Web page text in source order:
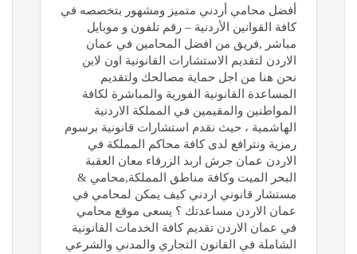
أفضل محامي أردني متميز ومشهور بتخصصه في
كافة القوانين الأردنية – رقم تلفون و موبايل
مباشر ,فريق من افضل المحامين في عمان
الاردن لتقديم الاستشارات القانونية اون لاين
نحن هنا من اجل حماية مصالحك ولتقديم
المساعدة القانونية الفورية والمباشرة لكافة
المواطنين والمقيمين في المملكة الاردنية
الهاشمية ، حيث نقدم استشارات قانونية برسوم
رمزية ونترافع لدى كافة محاكم المملكة في
الاردن عمان جرش اربد الزرقاء معان العقبة
البحر الميت وكافة مناطق المملكة,محامي &
مستشار قانوني اردني كيف يمكن لمحامي في
عمان الاردن مساعدتك ؟ يسعى موقع محامي
في عمان الاردن تقديم كافة الخدمات القانونية
الشاملة في القانون التجاري والمدني والشرعي